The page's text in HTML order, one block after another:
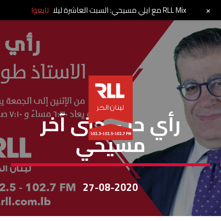
رأي حر
رأي حرّ – حتى آخر
مسيحي
27-08-2020
RLL Mix مع ايلي مسيحي: السبت العاشرة ليلا تابعوا +